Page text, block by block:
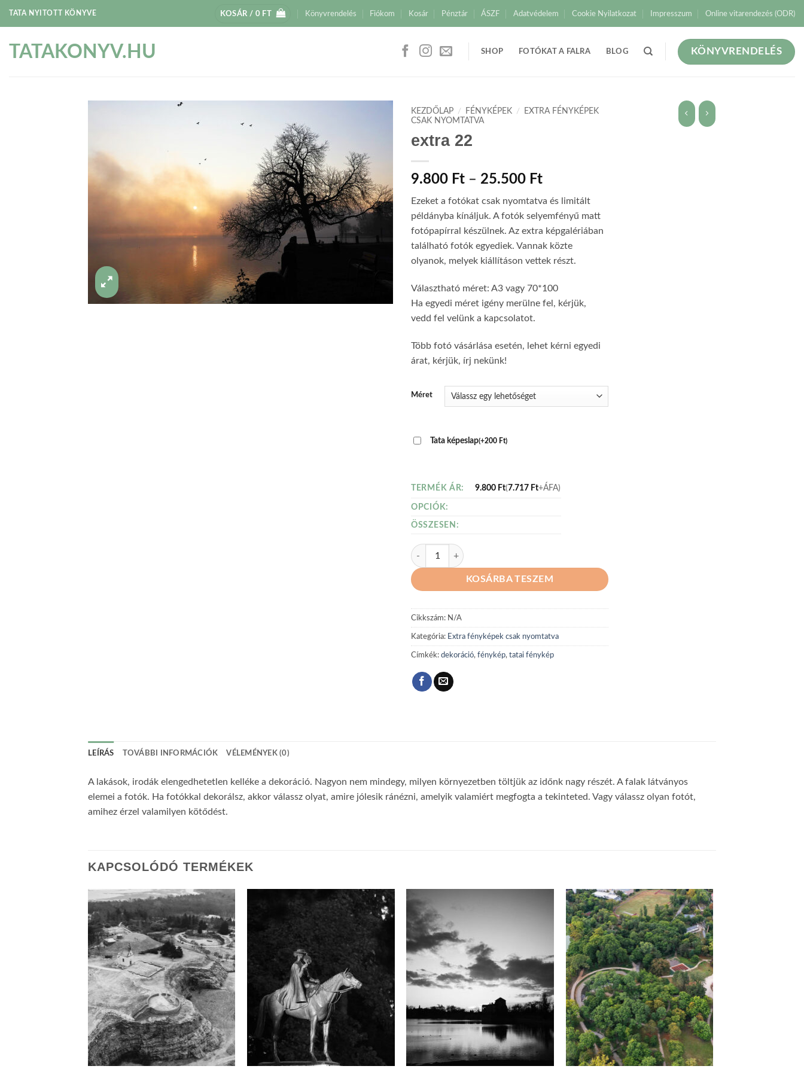
TATA NYITOTT KÖNYVE KOSÁR / 0 FT Könyvrendelés Fiókom Kosár Pénztár ÁSZF Adatvédelem Cookie Nyilatkozat Impresszum Online vitarendezés (ODR)
TATAKONYV.HU SHOP FOTÓKAT A FALRA BLOG KÖNYVRENDELÉS
KEZDŐLAP / FÉNYKÉPEK /
EXTRA FÉNYKÉPEK
CSAK NYOMTATVA
extra 22
9.800 Ft – 25.500 FtÁrtartomány:
-
25.500 Ft
Ezeket a fotókat csak nyomtatva és limitált
példányba kínáljuk. A fotók selyemfényű matt
fotópapírral készülnek. Az extra képgalériában
található fotók egyediek. Vannak közte
olyanok, melyek kiállításon vettek részt.
Választható méret: A3 vagy 70*100
Ha egyedi méret igény merülne fel, kérjük,
vedd fel velünk a kapcsolatot.
Több fotó vásárlása esetén, lehet kérni egyedi
árat, kérjük, írj nekünk!
Méret
Tata képeslap(+200 Ft)
TERMÉK ÁR: 9.800 Ft(7.717 Ft+ÁFA)
OPCIÓK:
ÖSSZESEN:
extra 22 mennyiség
KOSÁRBA TESZEM
Cikkszám: N/A
Kategória: Extra fényképek csak nyomtatva
Címkék: dekoráció, fénykép, tatai fénykép
LEÍRÁS TOVÁBBI INFORMÁCIÓK VÉLEMÉNYEK (0)
A lakások, irodák elengedhetetlen kelléke a dekoráció. Nagyon nem mindegy, milyen környezetben töltjük az időnk nagy részét. A falak látványos
elemei a fotók. Ha fotókkal dekorálsz, akkor válassz olyat, amire jólesik ránézni, amelyik valamiért megfogta a tekinteted. Vagy válassz olyan fotót,
amihez érzel valamilyen kötődést.
KAPCSOLÓDÓ TERMÉKEK